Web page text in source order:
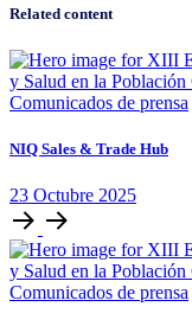
Related content
Comunicados de prensa
NIQ Sales & Trade Hub
23 Octubre 2025
Comunicados de prensa